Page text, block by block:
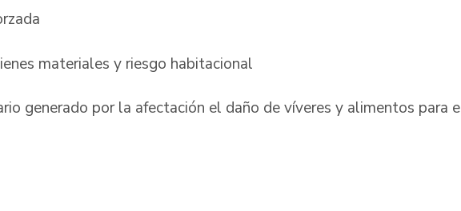
materiales y riesgo habitacional
generado por la afectación el daño de víveres y alimentos para